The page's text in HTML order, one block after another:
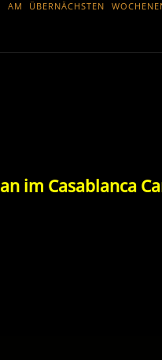
ÜBERNÄCHSTEN
im Casablanca